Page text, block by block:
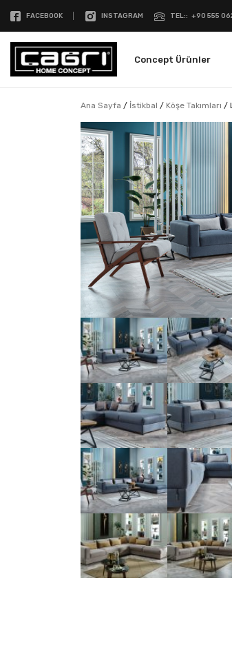
FACEBOOK INSTAGRAM TEL: +90 555
Concept Ürünler
Ana Sayfa / İstikbal / Köşe Takımları /